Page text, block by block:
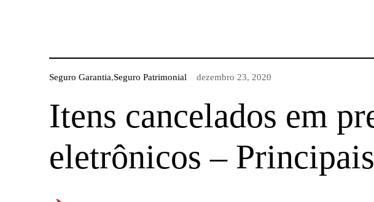
Seguro Garantia,Seguro Patrimonial dezembro 23, 2020
Itens cancelados em
eletrônicos –